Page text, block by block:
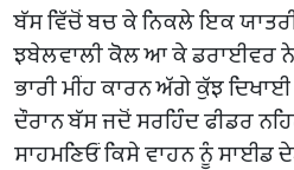
ਬੱਸ ਵਿੱਚੋਂ ਬਚ ਕੇ ਨਿਕਲੇ ਇਕ
ਝਬੇਲਵਾਲੀ ਕੋਲ ਆ ਕੇ ਡਰਾਈਵਰ ਨੇ
ਭਾਰੀ ਮੀਂਹ ਕਾਰਨ ਅੱਗੇ ਕੁੱਝ ਦਿਖਾਈ
ਦੌਰਾਨ ਬੱਸ ਜਦੋਂ ਸਰਹਿੰਦ ਫੀਡਰ
ਸਾਹਮਣਿਓਂ ਕਿਸੇ ਵਾਹਨ ਨੂੰ